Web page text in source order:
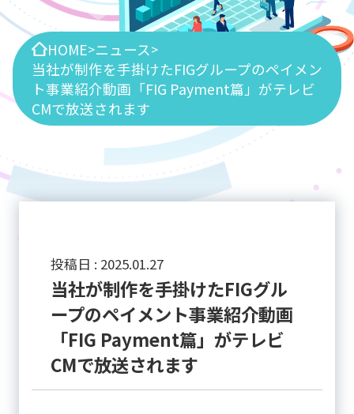
HOME>ニュース>
当社が制作を手掛けたFIGグループのペイメン
ト事業紹介動画「FIG Payment篇」がテレビ
CMで放送されます
投稿日 : 2025.01.27
当社が制作を手掛けたFIGグル
ープのペイメント事業紹介動画
「FIG Payment篇」がテレビ
CMで放送されます